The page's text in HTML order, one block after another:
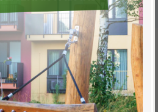
Америка"
квартал